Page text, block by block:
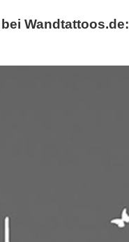
Wandtattoos.de: